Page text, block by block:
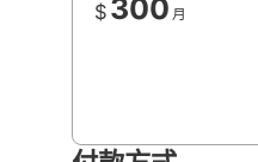
$ 300 月